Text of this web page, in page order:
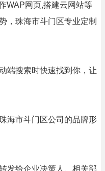
WAP网页,搭建云网站等
，珠海市斗门区专业定制
端搜索时快速找到你，让
海市斗门区公司的品牌形
发给企业决策人、相关部